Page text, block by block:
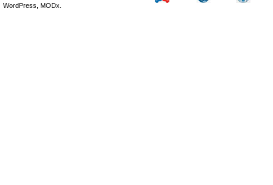
WordPress, MODx.